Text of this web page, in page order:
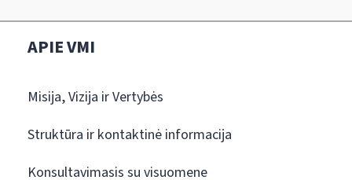
APIE VMI
Misija, Vizija ir Vertybės
Struktūra ir kontaktinė informacija
Konsultavimasis su visuomene